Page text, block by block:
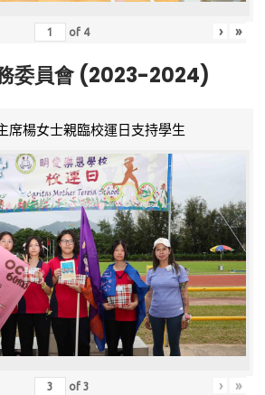
of 4 › »
委員會 (2023-2024)
席楊女士親臨校運日支持學生
of3 › »